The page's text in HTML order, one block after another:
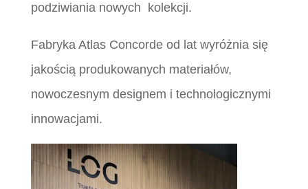
podziwiania nowych kolekcji.
Fabryka Atlas Concorde od lat wyróżnia się
jakością produkowanych materiałów,
nowoczesnym designem i technologicznymi
innowacjami.